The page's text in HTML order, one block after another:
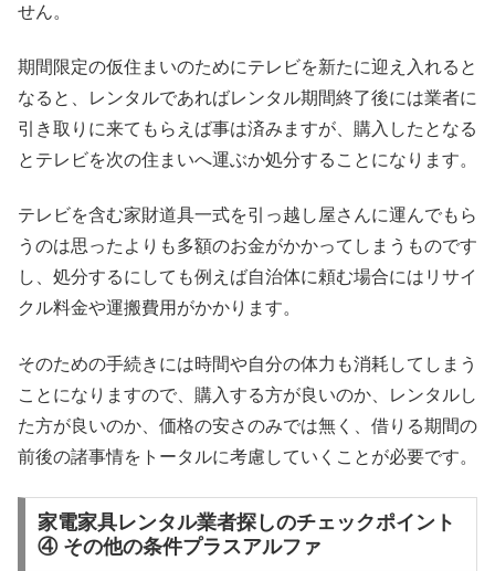
せん。
期間限定の仮住まいのためにテレビを新たに迎え入れると
なると、レンタルであればレンタル期間終了後には業者に
引き取りに来てもらえば事は済みますが、購入したとなる
とテレビを次の住まいへ運ぶか処分することになります。
テレビを含む家財道具一式を引っ越し屋さんに運んでもら
うのは思ったよりも多額のお金がかかってしまうものです
し、処分するにしても例えば自治体に頼む場合にはリサイ
クル料金や運搬費用がかかります。
そのための手続きには時間や自分の体力も消耗してしまう
ことになりますので、購入する方が良いのか、レンタルし
た方が良いのか、価格の安さのみでは無く、借りる期間の
前後の諸事情をトータルに考慮していくことが必要です。
家電家具レンタル業者探しのチェックポイント
④ その他の条件プラスアルファ